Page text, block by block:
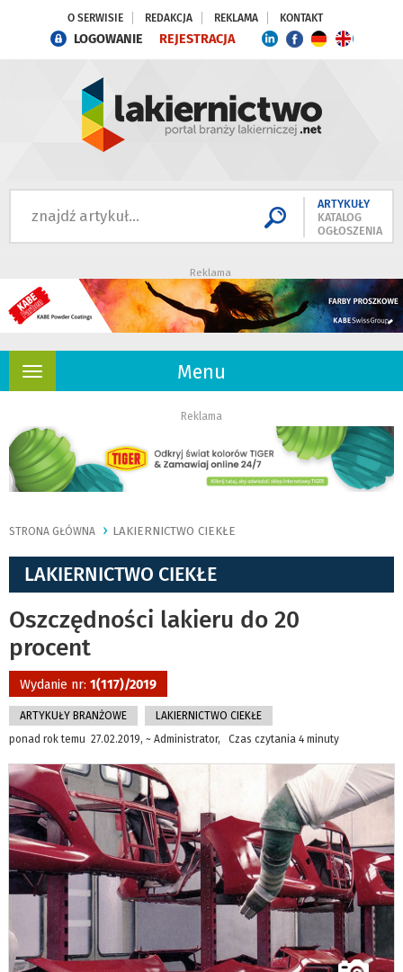
O SERWISIE REDAKCJA REKLAMA KONTAKT
LOGOWANIE REJESTRACJA
ARTYKUŁY
KATALOG
OGŁOSZENIA
Reklama
Menu
Rozwiń
Reklama
STRONA GŁÓWNA LAKIERNICTWO CIEKŁE
LAKIERNICTWO CIEKŁE
Oszczędności lakieru do 20
procent
Wydanie nr: 1(117)/2019
ARTYKUŁY BRANŻOWE
LAKIERNICTWO CIEKŁE
ponad rok temu 27.02.2019, ~ Administrator, Czas czytania 4 minuty